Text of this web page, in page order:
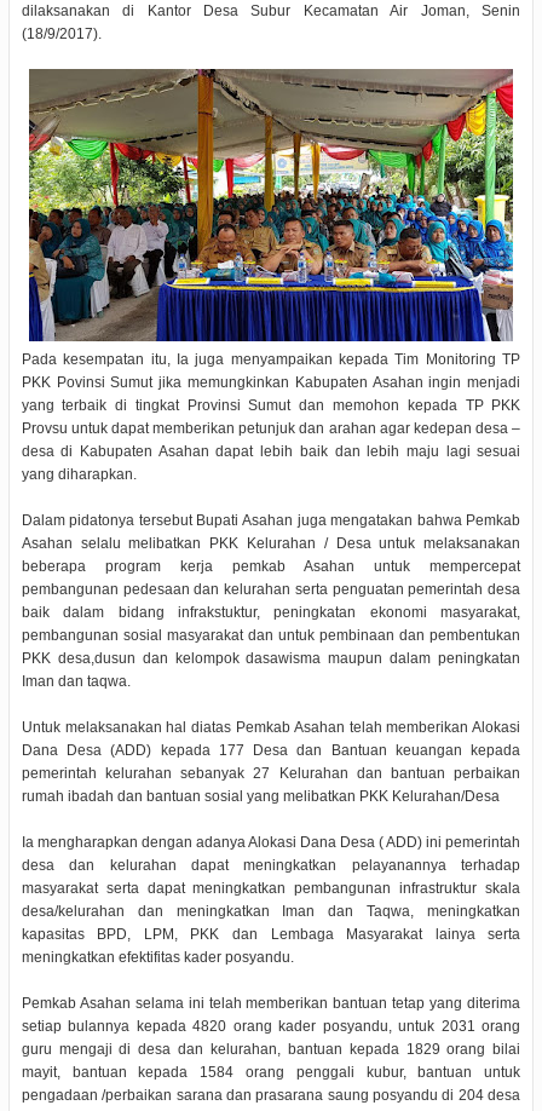
dilaksanakan di Kantor Desa Subur Kecamatan Air Joman, Senin
(18/9/2017).
Pada kesempatan itu, Ia juga menyampaikan kepada Tim Monitoring TP
PKK Povinsi Sumut jika memungkinkan Kabupaten Asahan ingin menjadi
yang terbaik di tingkat Provinsi Sumut dan memohon kepada TP PKK
Provsu untuk dapat memberikan petunjuk dan arahan agar kedepan desa –
desa di Kabupaten Asahan dapat lebih baik dan lebih maju lagi sesuai
yang diharapkan.
Dalam pidatonya tersebut Bupati Asahan juga mengatakan bahwa Pemkab
Asahan selalu melibatkan PKK Kelurahan / Desa untuk melaksanakan
beberapa program kerja pemkab Asahan untuk mempercepat
pembangunan pedesaan dan kelurahan serta penguatan pemerintah desa
baik dalam bidang infrakstuktur, peningkatan ekonomi masyarakat,
pembangunan sosial masyarakat dan untuk pembinaan dan pembentukan
PKK desa,dusun dan kelompok dasawisma maupun dalam peningkatan
Iman dan taqwa.
Untuk melaksanakan hal diatas Pemkab Asahan telah memberikan Alokasi
Dana Desa (ADD) kepada 177 Desa dan Bantuan keuangan kepada
pemerintah kelurahan sebanyak 27 Kelurahan dan bantuan perbaikan
rumah ibadah dan bantuan sosial yang melibatkan PKK Kelurahan/Desa
Ia mengharapkan dengan adanya Alokasi Dana Desa ( ADD) ini pemerintah
desa dan kelurahan dapat meningkatkan pelayanannya terhadap
masyarakat serta dapat meningkatkan pembangunan infrastruktur skala
desa/kelurahan dan meningkatkan Iman dan Taqwa, meningkatkan
kapasitas BPD, LPM, PKK dan Lembaga Masyarakat lainya serta
meningkatkan efektifitas kader posyandu.
Pemkab Asahan selama ini telah memberikan bantuan tetap yang diterima
setiap bulannya kepada 4820 orang kader posyandu, untuk 2031 orang
guru mengaji di desa dan kelurahan, bantuan kepada 1829 orang bilai
mayit, bantuan kepada 1584 orang penggali kubur, bantuan untuk
pengadaan /perbaikan sarana dan prasarana saung posyandu di 204 desa